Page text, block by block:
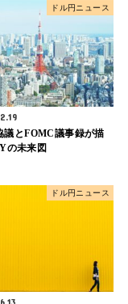
ドル円ニュース
議とFOMC議事録が描
の未来図
ドル円ニュース